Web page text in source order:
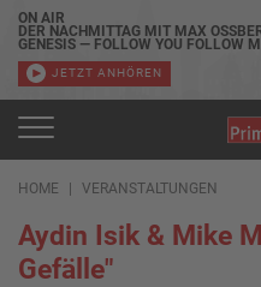
ON AIR
DER NACHMITTAG MIT MAX
GENESIS — FOLLOW YOU FOLLOW
JETZT ANHÖREN
HOME VERANSTALTUNGEN
Aydin Isik & Mike
Gefälle"